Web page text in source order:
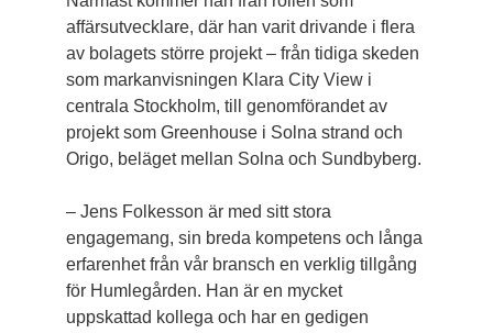
affärsutvecklare, där han varit drivande i flera
av bolagets större projekt – från tidiga skeden
som markanvisningen Klara City View i
centrala Stockholm, till genomförandet av
projekt som Greenhouse i Solna strand och
Origo, beläget mellan Solna och Sundbyberg.
– Jens Folkesson är med sitt stora
engagemang, sin breda kompetens och långa
erfarenhet från vår bransch en verklig tillgång
för Humlegården. Han är en mycket
uppskattad kollega och har en gedigen